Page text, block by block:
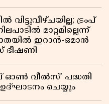
വിട്ടുവീഴ്ചയില്ല; ട്രംപ്
മാറ്റമില്ലെന്ന്
ഇറാൻ-ഒമാൻ
ഭീഷണി
വീൽസ്’ പദ്ധതി
ചെയ്യും